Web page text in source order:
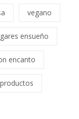
vegano
ensueño
encanto
productos